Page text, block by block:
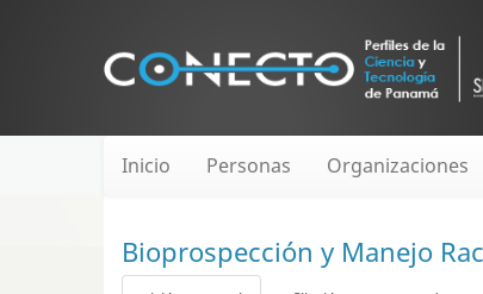
Inicio Personas Organizaciones
Bioprospección y Manejo